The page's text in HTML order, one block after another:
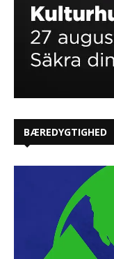
BÆREDYGTIGHED